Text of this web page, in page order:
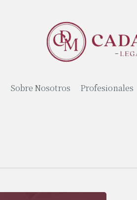
Sobre Nosotros Profesionales